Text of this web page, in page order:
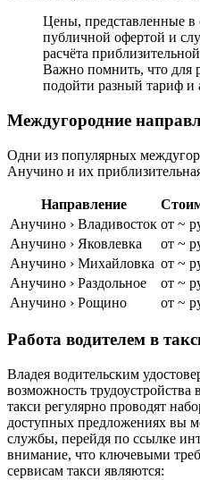
Цены, представленные в
публичной офертой и
расчёта
Важно помнить, что для
подойти разный тариф и
Междугородние
Одни из популярных
Анучино и их
Направление
Анучино › Владивосток от ~
Анучино › Яковлевка
от ~
Анучино › Михайловка от ~
Анучино › Раздольное
от ~
Анучино › Рощино
от ~
Работа водителем в
Владея водительским
возможность
такси регулярно проводят
доступных предложениях вы
службы, перейдя по ссылке
внимание, что ключевыми
сервисам такси являются: